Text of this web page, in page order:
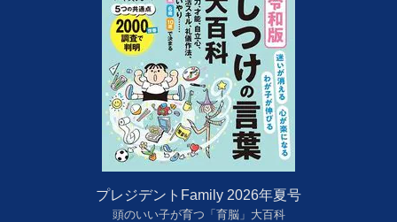
プレジデントFamily 2026年夏号
頭のいい子が育つ「育脳」大百科